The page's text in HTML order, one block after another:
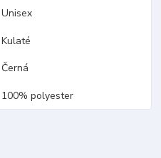
Unisex
Kulaté
Černá
100% polyester